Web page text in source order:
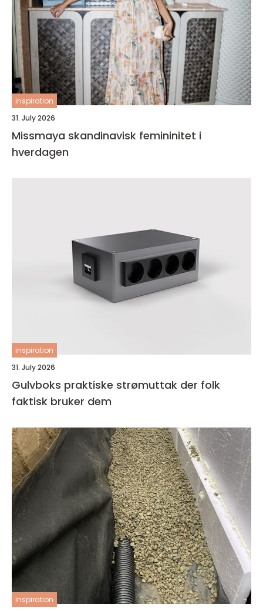
inspiration
31. July 2026
Missmaya skandinavisk femininitet i
hverdagen
inspiration
31. July 2026
Gulvboks praktiske strømuttak der folk
faktisk bruker dem
inspiration